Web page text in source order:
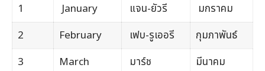
1
January แจน-ยัวรี
มกราคม
2
February เฟบ-รูเออรี
กุมภาพันธ์
3
March มาร์ช
มีนาคม